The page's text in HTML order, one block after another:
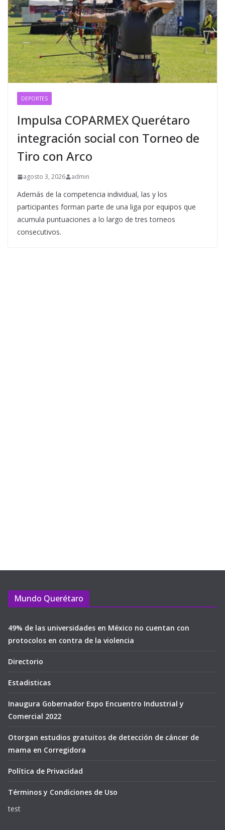
DEPORTES
Impulsa COPARMEX Querétaro
integración social con Torneo de
Tiro con Arco
agosto 3, 2026 admin
Además de la competencia individual, las y los
participantes forman parte de una liga por equipos que
acumula puntuaciones a lo largo de tres torneos
consecutivos.
Mundo Querétaro
49% de las universidades en México no cuentan con
protocolos en contra de la violencia
Directorio
Estadisticas
Inaugura Gobernador Expo Encuentro Industrial y
Comercial 2022
Otorgan estudios gratuitos de detección de cáncer de
mama en Corregidora
Política de Privacidad
Términos y Condiciones de Uso
test